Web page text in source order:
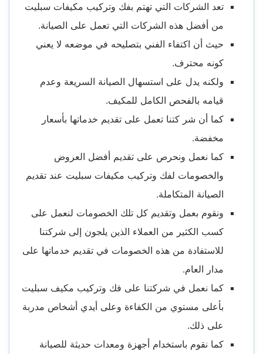
تعد الشركات التي تهتم بفك وتركيب مكيفات سبليت
من أفضل هذه الشركات التي تعمل على الصيانة.
حيث أن اكتفاء الفني بتصليحه في موضعه لا يعني
كونه محترف.
ولكنه يدل على استسهال الصيانة السريعة وعدم
قيامه بالفحص الكامل للمكيف.
كما أن شر كتنا تعمل على تقديم خدماتها بأسعار
مخفضة.
كما نعمل ونحرص على تقديم أفضل العروض
والخصومات لفك وتركيب مكيفات سبليت عند تقديم
الصيانة المتكاملة.
ونقوم بعمل وتقديم كل تلك الخصومات لنعمل على
كسب الكثير من العملاء الذين يلجون إلى شركتنا
للاستفادة من هذه الخصومات في تقديم خدماتها على
مدار العام.
كما نعمل في شركتنا على فك وتركيب مكيف سبليت
بأعلى مستوي من الكفاءة وعلى أيدي أشخاص مدربة
على ذلك.
كما نقوم باستخدام أجهزة ومعدات حديثة للصيانة